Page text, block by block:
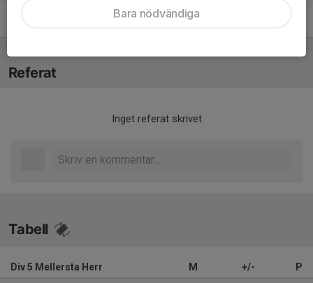
Håkan PerssonLagledare
Referat
Inget referat skrivet
Tabell
Div 5 Mellersta Herr M +/- P
Bara nödvändiga